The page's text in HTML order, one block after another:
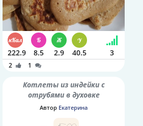
222.9 8.5 2.9 40.5 3
2 1
Котлеты из индейки с
отрубями в духовке
Автор Екатерина